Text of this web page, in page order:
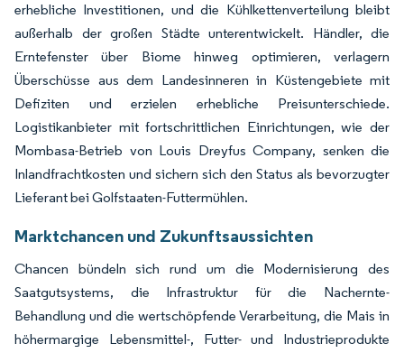
erhebliche Investitionen, und die Kühlkettenverteilung bleibt
außerhalb der großen Städte unterentwickelt. Händler, die
Erntefenster über Biome hinweg optimieren, verlagern
Überschüsse aus dem Landesinneren in Küstengebiete mit
Defiziten und erzielen erhebliche Preisunterschiede.
Logistikanbieter mit fortschrittlichen Einrichtungen, wie der
Mombasa-Betrieb von Louis Dreyfus Company, senken die
Inlandfrachtkosten und sichern sich den Status als bevorzugter
Lieferant bei Golfstaaten-Futtermühlen.
Marktchancen und Zukunftsaussichten
Chancen bündeln sich rund um die Modernisierung des
Saatgutsystems, die Infrastruktur für die Nachernte-
Behandlung und die wertschöpfende Verarbeitung, die Mais in
höhermargige Lebensmittel-, Futter- und Industrieprodukte